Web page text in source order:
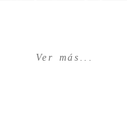
Ver más...